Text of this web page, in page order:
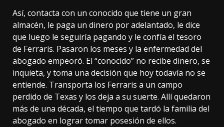
Así, contacta con un conocido que tiene un gran
almacén, le paga un dinero por adelantado, le dice
que luego le seguiría pagando y le confía el tesoro
de Ferraris. Pasaron los meses y la enfermedad del
abogado empeoró. El “conocido” no recibe dinero, se
inquieta, y toma una decisión que hoy todavía no se
entiende. Transporta los Ferraris a un campo
perdido de Texas y los deja a su suerte. Allí quedaron
más de una década, el tiempo que tardó la familia del
abogado en lograr tomar posesión de ellos.